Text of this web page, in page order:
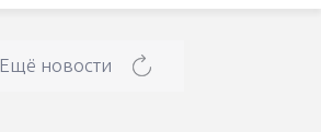
Ещё новости